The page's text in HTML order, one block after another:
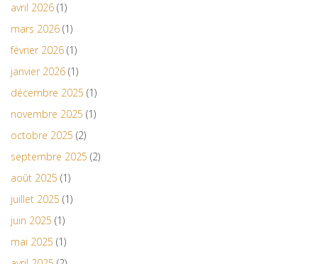
avril 2026 (1)
mars 2026 (1)
février 2026 (1)
janvier 2026 (1)
décembre 2025 (1)
novembre 2025 (1)
octobre 2025 (2)
septembre 2025 (2)
août 2025 (1)
juillet 2025 (1)
juin 2025 (1)
mai 2025 (1)